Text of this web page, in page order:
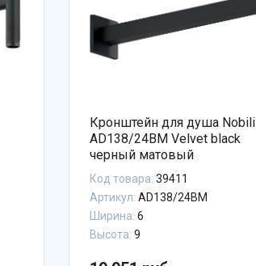
Кронштейн для душа Nobili
AD138/24BM Velvet black
черный матовый
Код товара: 39411
Артикул: AD138/24BM
Ширина: 6
Высота: 9